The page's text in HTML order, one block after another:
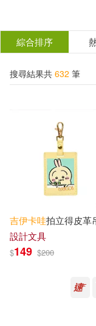
結
分類 (單選)
所有商品(632)
雜誌(162)
家居生活(13)
3C(5)
日用清潔(10)
(可複選)
nagano(14)
綜合排序
搜尋結果共 632 筆
吉伊卡哇拍立得皮革
設計文具
$149 $200